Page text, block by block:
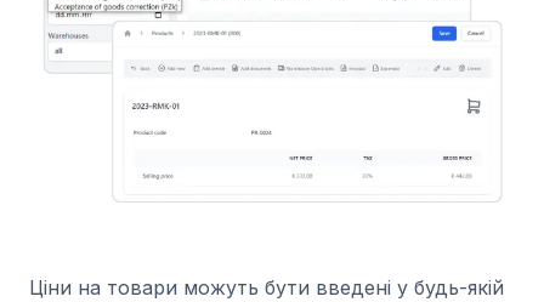
Ціни на товари можуть бути введені у будь-якій